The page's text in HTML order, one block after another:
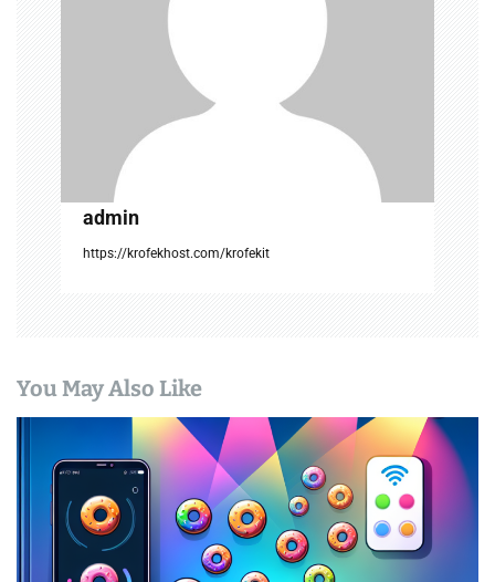
admin
https://krofekhost.com/krofekit
You May Also Like